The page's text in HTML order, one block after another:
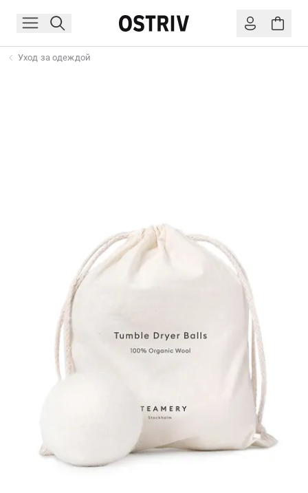
Уход за одеждой